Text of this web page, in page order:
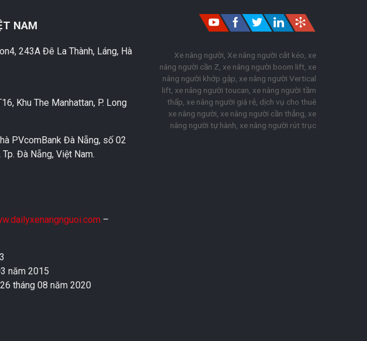
NAM
243A Đê La Thành, Láng, Hà
Khu The Manhattan, P. Long
PVcomBank Đà Nẵng, số 02
Đà Nẵng, Việt Nam.
–
năm 2015
tháng 08 năm 2020
Xe nâng người, Xe nâng người cắt kéo, xe
nâng người cần Z, xe nâng người boom lift, xe
nâng người khớp gập, xe nâng người Vertical
lift, xe nâng người toucan, xe nâng người tầm
thấp, xe nâng người giá rẻ, dịch vụ cho thuê
xe nâng người, xe nâng người cần thẳng, xe
nâng người tự hành, xe nâng người rút trục